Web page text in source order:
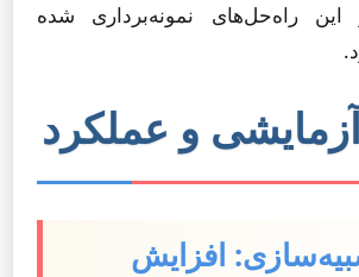
این راه‌حل‌های نمونه‌برداری شده
شبیه‌سازی: افزایش